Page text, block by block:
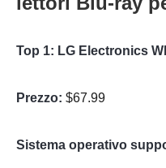
Top 1: LG Electronics
Prezzo: $67.99
Sistema operativo